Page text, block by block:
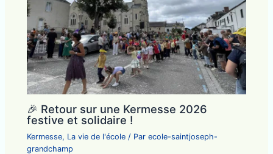
🎉 Retour sur une Kermesse 2026
festive et solidaire !
Kermesse, La vie de l'école / Parecole-saintjoseph-
grandchamp